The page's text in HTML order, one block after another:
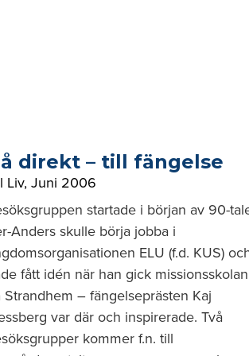
direkt – till fängelse
Liv, Juni 2006
startade i början av 90-
Anders skulle börja jobba i
ELU (f.d. KUS)
fått idén när han gick missionsskolan
Strandhem – fängelseprästen Kaj
var där och inspirerade. Två
kommer f.n. till